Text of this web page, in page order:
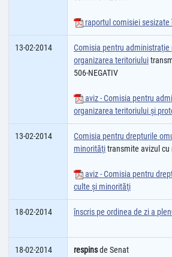
raportul comisiei sesizate
13-02-2014
Comisia pentru administraţie
organizarea teritoriului
506-NEGATIV
aviz - Comisia pentru
organizarea teritoriului şi
13-02-2014
Comisia pentru drepturile
minorităţitransmite avizul cu
aviz - Comisia pentru
culte şi minorităţi
18-02-2014 înscris pe ordinea de zi a
18-02-2014 respinsde Senat